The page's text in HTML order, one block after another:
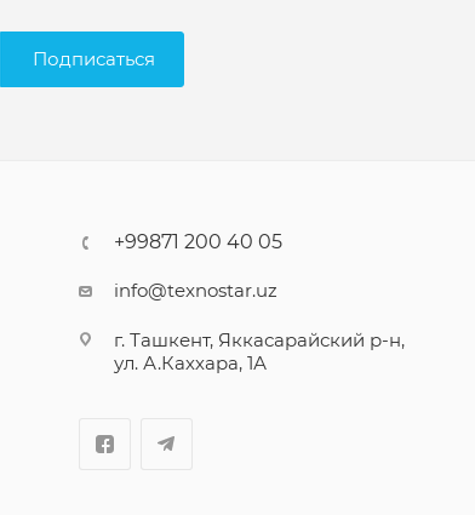
Подписаться
+99871 200 40 05
info@texnostar.uz
г. Ташкент, Яккасарайский р-н,
ул. А.Каххара, 1А